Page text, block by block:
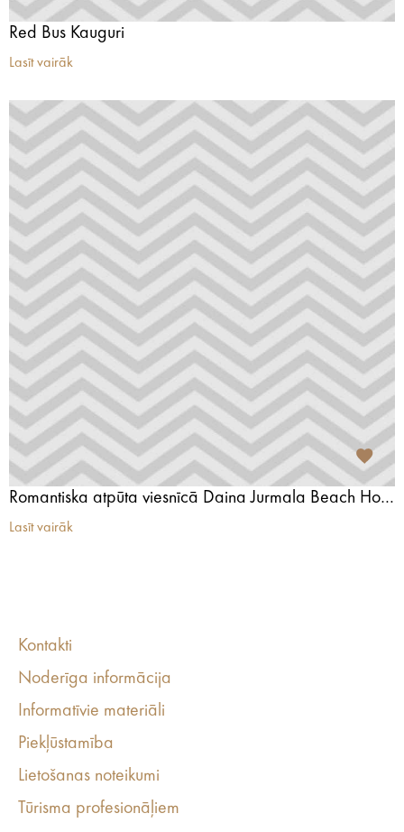
Red Bus Kauguri
Lasīt vairāk
Romantiska atpūta viesnīcā Daina Jurmala Beach Hotel & SPA
Lasīt vairāk
Kontakti
Noderīga informācija
Informatīvie materiāli
Piekļūstamība
Lietošanas noteikumi
Tūrisma profesionāļiem